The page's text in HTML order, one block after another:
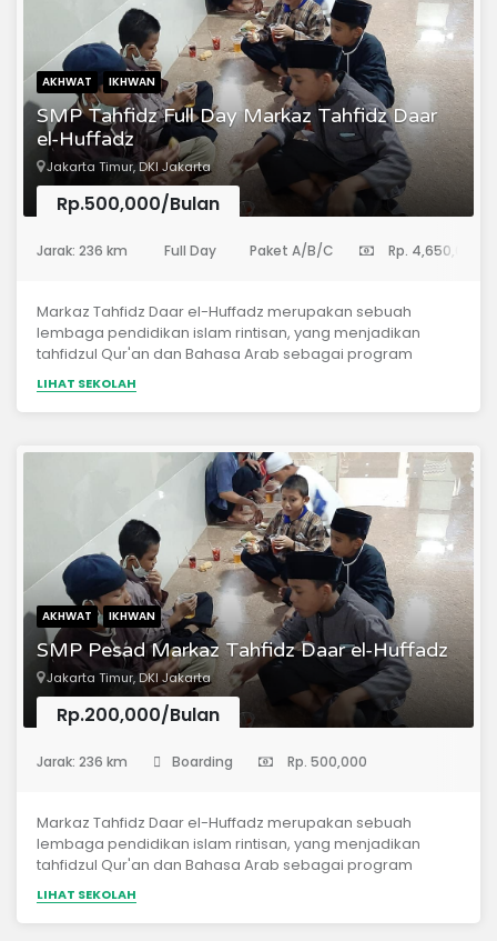
AKHWAT IKHWAN
SMP Tahfidz Full Day Markaz Tahfidz Daar
el-Huffadz
Jakarta Timur, DKI Jakarta
Rp.500,000/Bulan
Jarak: 236 km Full Day Paket A/B/C Rp. 4,650,000
Markaz Tahfidz Daar el-Huffadz merupakan sebuah
lembaga pendidikan islam rintisan, yang menjadikan
tahfidzul Qur'an dan Bahasa Arab sebagai program
utama. *Materi Pelajaran* Tahfidzhul Qur'an Mutun
Tajwid Tafsir Ma'ani Bahasa Arab Tauhid / Aqidah As-
Salaf Hadits Fiqh Adab Islam IT (Programing, Networking,
LIHAT SEKOLAH
AKHWAT IKHWAN
SMP Pesad Markaz Tahfidz Daar el-Huffadz
Jakarta Timur, DKI Jakarta
Rp.200,000/Bulan
Jarak: 236 km Boarding Rp. 500,000
Markaz Tahfidz Daar el-Huffadz merupakan sebuah
lembaga pendidikan islam rintisan, yang menjadikan
tahfidzul Qur'an dan Bahasa Arab sebagai program
utama. *Materi Pelajaran* Tahfidzhul Qur'an Mutun
Tajwid Tafsir Ma'ani Bahasa Arab Tauhid / Aqidah As-
Salaf Hadits Fiqh Adab Islam IT (Programing, Networking,
LIHAT SEKOLAH